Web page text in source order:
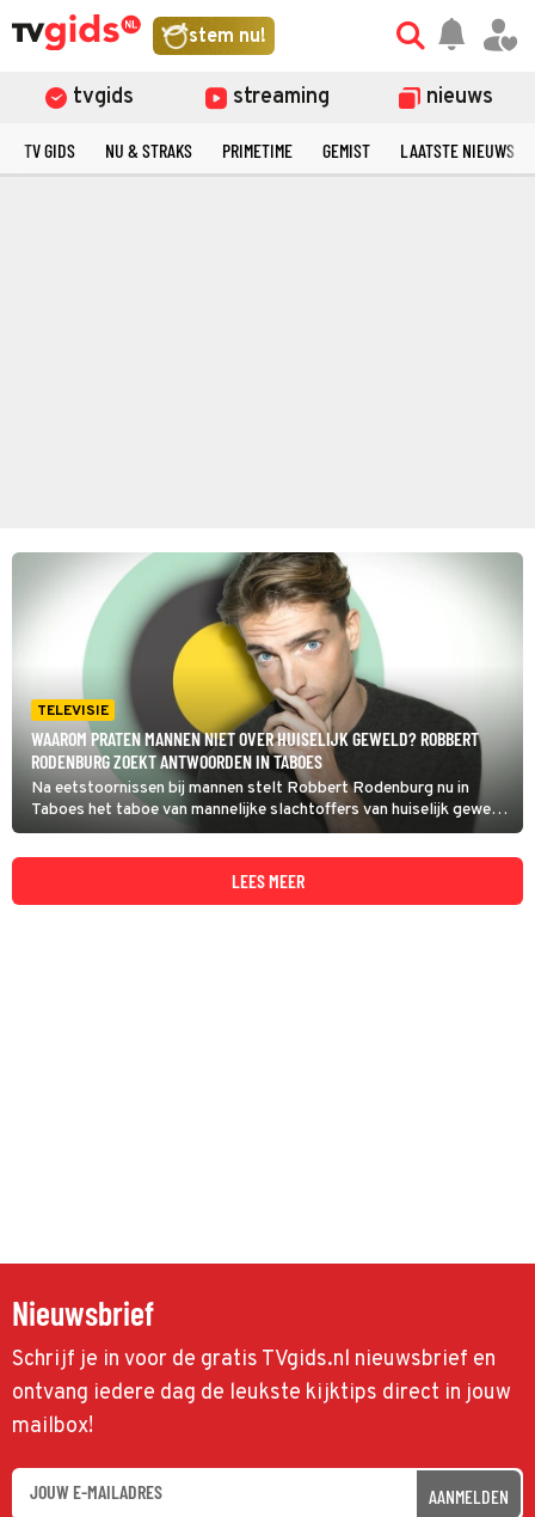
stem nu!
tvgids streaming nieuws
TV GIDS NU & STRAKS PRIMETIME GEMIST LAATSTE NIEUWS
TELEVISIE
WAAROM PRATEN MANNEN NIET OVER HUISELIJK GEWELD? ROBBERT
RODENBURG ZOEKT ANTWOORDEN IN TABOES
Na eetstoornissen bij mannen stelt Robbert Rodenburg nu in
Taboes het taboe van mannelijke slachtoffers van huiselijk geweld
aan de kaak. Veel van deze slachtoffers doen geen aangifte bij de
politie, vaak simpelweg uit schaamte.
LEES MEER
Nieuwsbrief
Schrijf je in voor de gratis TVgids.nl nieuwsbrief en
ontvang iedere dag de leukste kijktips direct in jouw
mailbox!
AANMELDEN